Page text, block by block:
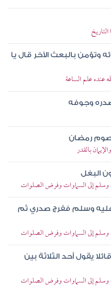
وتؤمن بالبعث الآخر قال يا
عنده علم الساعة
وجوفه
رمضان
بالقدر
البغل
وسلم إلى السماوات وفرض الصلوات
عليه وسلم ففرج صدري ثم
وسلم إلى السماوات وفرض الصلوات
يقول أحد الثلاثة بين
وسلم إلى السماوات وفرض الصلوات